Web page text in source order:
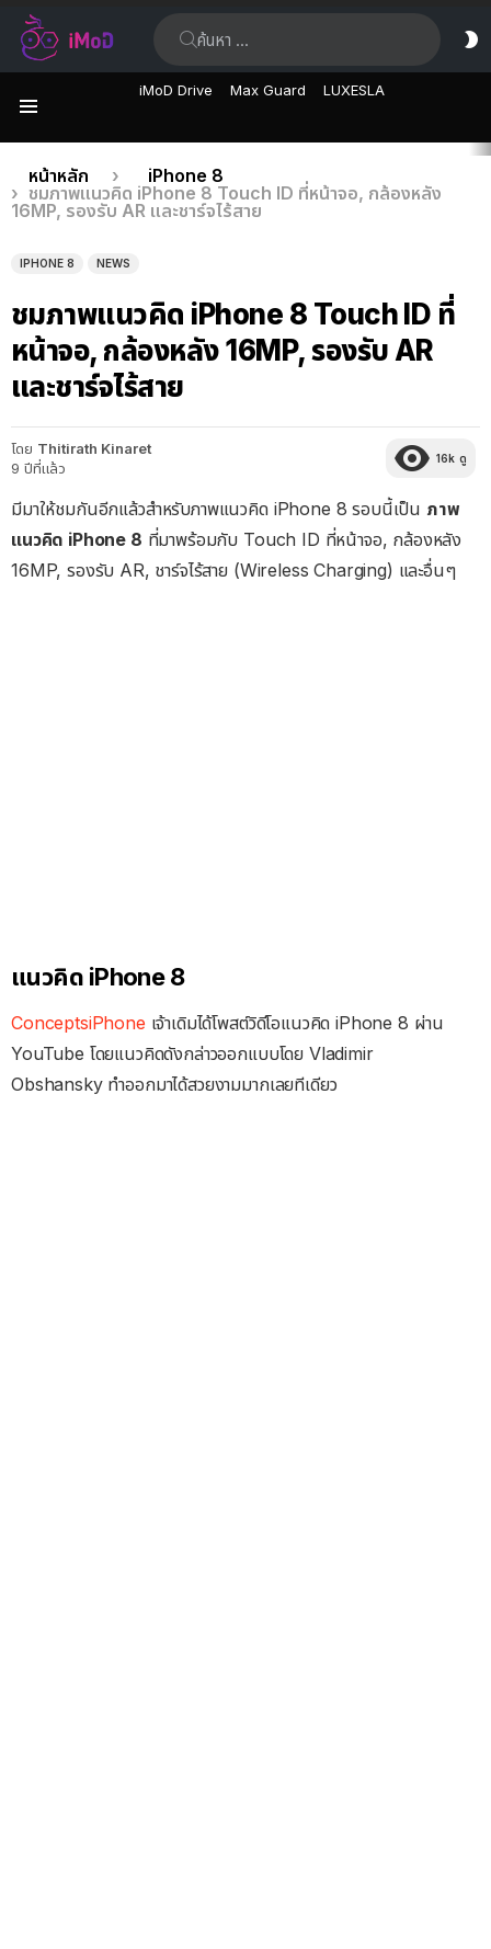
iMoD Drive Max Guard LUXESLA
เรื่อง
ล่าสุด
คุณอยู่ที่นี่:
หน้าหลัก
iPhone 8
ชมภาพแนวคิด iPhone 8 Touch ID ที่หน้าจอ, กล้องหลัง
16MP, รองรับ AR และชาร์จไร้สาย
IPHONE 8 NEWS
ชมภาพแนวคิด iPhone 8 Touch ID ที่
หน้าจอ, กล้องหลัง 16MP, รองรับ AR
และชาร์จไร้สาย
โดย Thitirath Kinaret
9 ปีที่แล้ว
16k ดู
มีมาให้ชมกันอีกแล้วสำหรับภาพแนวคิด iPhone 8 รอบนี้เป็น ภาพ
แนวคิด iPhone 8 ที่มาพร้อมกับ Touch ID ที่หน้าจอ, กล้องหลัง
16MP, รองรับ AR, ชาร์จไร้สาย (Wireless Charging) และอื่นๆ
แนวคิด iPhone 8
ConceptsiPhone เจ้าเดิมได้โพสต์วิดีโอแนวคิด iPhone 8 ผ่าน
YouTube โดยแนวคิดดังกล่าวออกแบบโดย Vladimir
Obshansky ทำออกมาได้สวยงามมากเลยทีเดียว